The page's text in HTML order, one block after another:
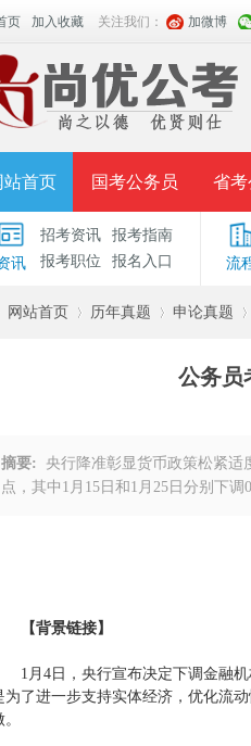
页 加入收藏 关注我们： 加微博
站首页 国考公务员 省考
授课程 招考公告 面试公
政热点 视频课堂 名师团
讯
招考资讯
报考指南
报考职位
报名入口 流
网站首页 历年真题 申论真题
公务员
摘要: 央行降准彰显货币政策松
点，其中1月15日和1月25日分别下
背景链接】
月4日，央行宣布决定下调金融机
为了进一步支持实体经济，优化流